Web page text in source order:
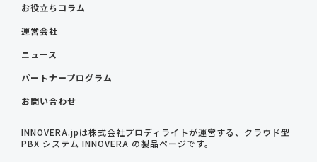
お役立ちコラム
運営会社
ニュース
パートナープログラム
お問い合わせ
INNOVERA.jpは株式会社プロディライトが運営する、クラウド型
PBX システム INNOVERA の製品ページです。